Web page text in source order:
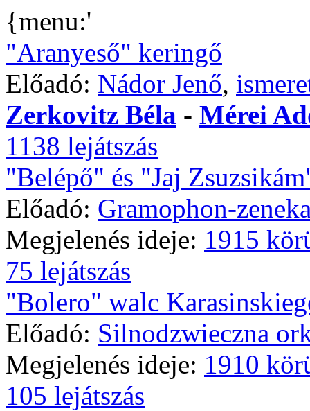
{menu:'
"Aranyeső" keringő
Előadó: Nádor Jenő,
Zerkovitz Béla - Mérei
1138 lejátszás
"Belépő" és "Jaj
Előadó: Gramophon-
Megjelenés ideje: 1915
75 lejátszás
"Bolero" walc
Előadó: Silnodzwieczna
Megjelenés ideje: 1910
105 lejátszás